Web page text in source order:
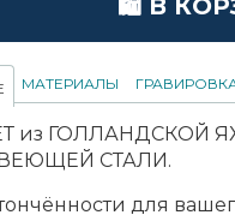
🛍 В
МАТЕРИАЛЫ
из ГОЛЛАНДСКОЙ
СТАЛИ.
для